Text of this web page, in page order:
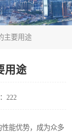
主要用途
用途
222
能优势，成为众多